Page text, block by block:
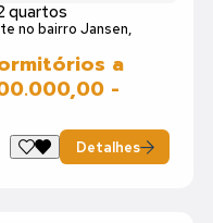
quartos
no bairro Jansen,
a
-
Detalhes